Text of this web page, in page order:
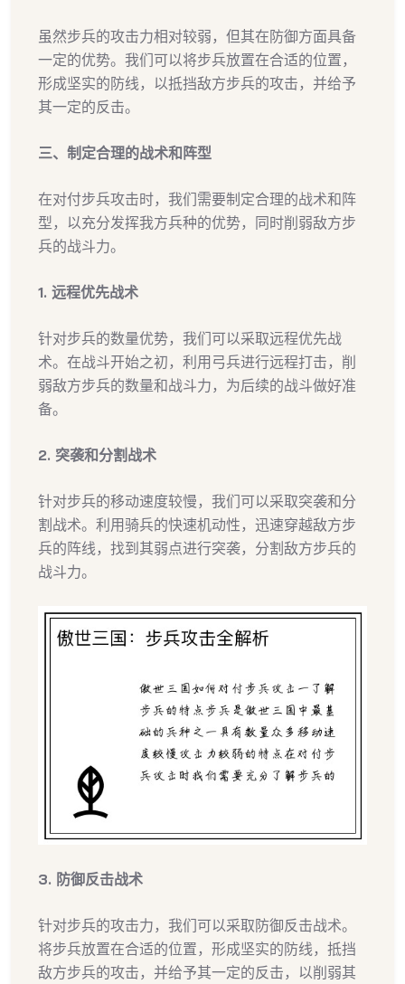
虽然步兵的攻击力相对较弱，但其在防御方面具备
一定的优势。我们可以将步兵放置在合适的位置，
形成坚实的防线，以抵挡敌方步兵的攻击，并给予
其一定的反击。
三、制定合理的战术和阵型
在对付步兵攻击时，我们需要制定合理的战术和阵
型，以充分发挥我方兵种的优势，同时削弱敌方步
兵的战斗力。
1. 远程优先战术
针对步兵的数量优势，我们可以采取远程优先战
术。在战斗开始之初，利用弓兵进行远程打击，削
弱敌方步兵的数量和战斗力，为后续的战斗做好准
备。
2. 突袭和分割战术
针对步兵的移动速度较慢，我们可以采取突袭和分
割战术。利用骑兵的快速机动性，迅速穿越敌方步
兵的阵线，找到其弱点进行突袭，分割敌方步兵的
战斗力。
3. 防御反击战术
针对步兵的攻击力，我们可以采取防御反击战术。
将步兵放置在合适的位置，形成坚实的防线，抵挡
敌方步兵的攻击，并给予其一定的反击，以削弱其